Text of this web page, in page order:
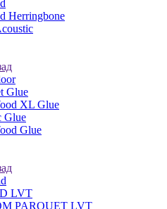
Herringbone
Glue
XL Glue
Glue
Glue
LVT
PARQUET LVT